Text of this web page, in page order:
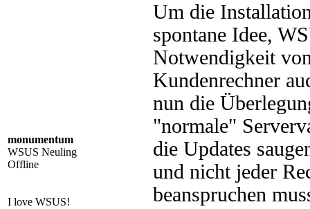
monumentum
WSUS Neuling
Offline
I love WSUS!
Um die
spontane Idee,
Notwendigkeit
Kundenrechner
nun die
"normale"
die Updates
und nicht jeder
beanspruchen